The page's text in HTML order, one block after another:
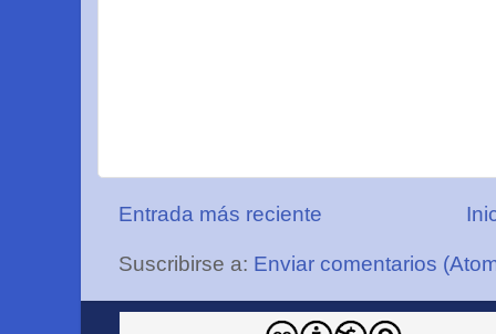
Entrada más reciente
Suscribirse a: Enviar comentarios